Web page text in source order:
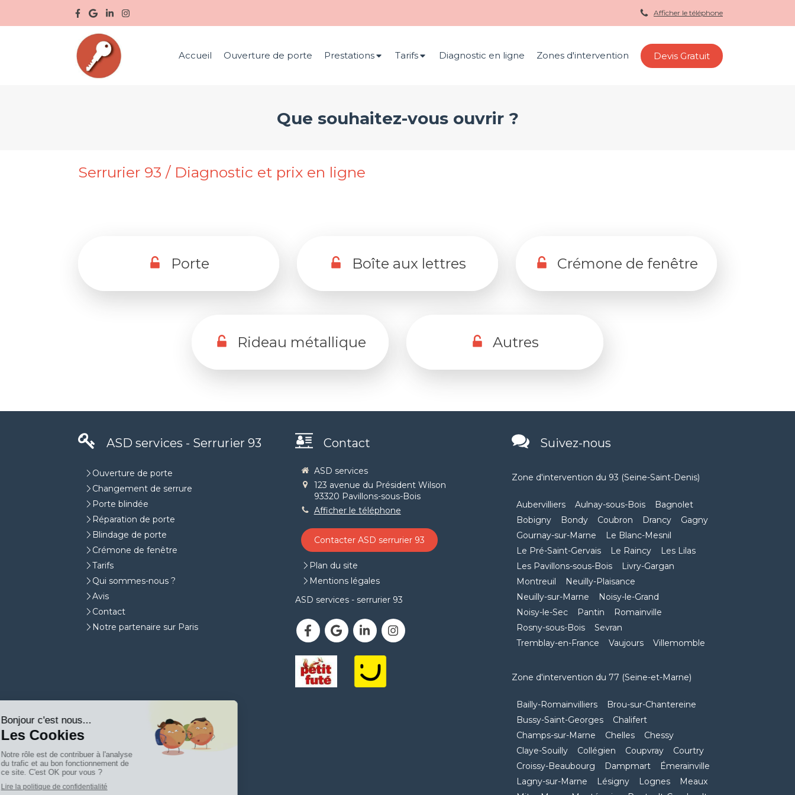
Afficher le téléphone
Accueil Ouverture de porte Prestations Tarifs Diagnostic en ligne Zones d'intervention Devis Gratuit
Que souhaitez-vous ouvrir ?
Serrurier 93 / Diagnostic et prix en ligne
Porte Boîte aux lettres Crémone de fenêtre
Rideau métallique Autres
ASD services - Serrurier 93
Ouverture de porte
Changement de serrure
Porte blindée
Réparation de porte
Blindage de porte
Crémone de fenêtre
Tarifs
Qui sommes-nous ?
Avis
Contact
Notre partenaire sur Paris
Contact
ASD services
123 avenue du Président Wilson
93320 Pavillons-sous-Bois
Afficher le téléphone
Contacter ASD serrurier 93
Plan du site
Mentions légales
ASD services - serrurier 93
Suivez-nous
Zone d'intervention du 93 (Seine-Saint-Denis)
Aubervilliers Aulnay-sous-Bois
Bagnolet
Bobigny
Bondy Coubron Drancy
Gagny
Gournay-sur-Marne
Le Blanc-Mesnil
Le Pré-Saint-Gervais
Le Raincy
Les Lilas
Les Pavillons-sous-Bois
Livry-Gargan
Montreuil
Neuilly-Plaisance
Neuilly-sur-Marne
Noisy-le-Grand
Noisy-le-Sec
Pantin
Romainville
Rosny-sous-Bois
Sevran
Tremblay-en-France
Vaujours Villemomble
Zone d'intervention du 77 (Seine-et-Marne)
Bailly-Romainvilliers
Brou-sur-Chantereine
Bussy-Saint-Georges
Chalifert
Champs-sur-Marne
Chelles
Chessy
Claye-Souilly
Collégien Coupvray
Courtry
Croissy-Beaubourg
Dampmart
Émerainville
Lagny-sur-Marne
Lésigny Lognes
Meaux